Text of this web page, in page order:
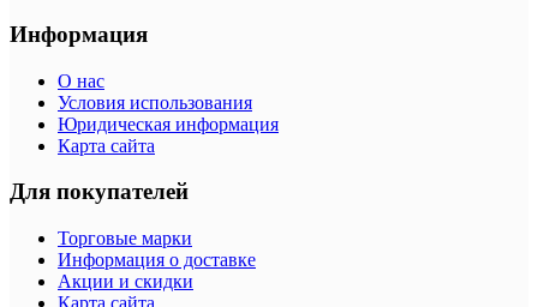
Информация
О нас
Условия использования
Юридическая информация
Карта сайта
Для покупателей
Торговые марки
Информация о доставке
Акции и скидки